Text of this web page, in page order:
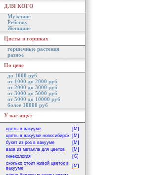
ДЛЯ КОГО
Мужчине
Ребенку
Женщине
Цветы в горшках
горшечные растения
разное
По цене
до 1000 руб
от 1000 до 2000 руб
от 2000 до 3000 руб
от 3000 до 5000 руб
от 5000 до 10000 руб
более 10000 руб
У нас ищут
цветы в вакууме
[M]
цветы в вакууме новосибирск
[M]
букет из роз в вакууме
[M]
ваза из металла для цветов
[M]
гинекология
[G]
сколько стоит живой цветок в
вакууме
[M]